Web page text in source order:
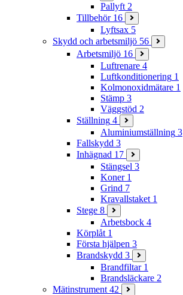
Pallyft 2
Tillbehör 16
Lyftsax 5
Skydd och arbetsmiljö 56
Arbetsmiljö 16
Luftrenare 4
Luftkonditionering 1
Kolmonoxidmätare 1
Stämp 3
Väggstöd 2
Ställning 4
Aluminiumställning 3
Fallskydd 3
Inhägnad 17
Stängsel 3
Koner 1
Grind 7
Kravallstaket 1
Stege 8
Arbetsbock 4
Körplåt 1
Första hjälpen 3
Brandskydd 3
Brandfiltar 1
Brandsläckare 2
Mätinstrument 42